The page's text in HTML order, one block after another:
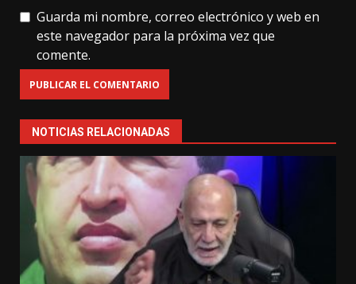
Guarda mi nombre, correo electrónico y web en
este navegador para la próxima vez que
comente.
NOTICIAS RELACIONADAS